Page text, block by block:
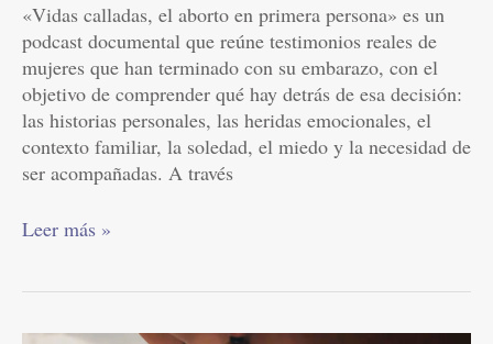
«Vidas calladas, el aborto en primera persona» es un
podcast documental que reúne testimonios reales de
mujeres que han terminado con su embarazo, con el
objetivo de comprender qué hay detrás de esa decisión:
las historias personales, las heridas emocionales, el
contexto familiar, la soledad, el miedo y la necesidad de
ser acompañadas. A través
Leer más »